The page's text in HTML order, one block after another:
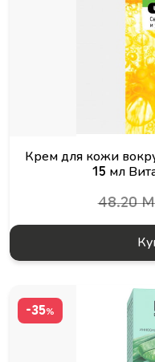
Крем для кожи
15 мл
48.20
-35%